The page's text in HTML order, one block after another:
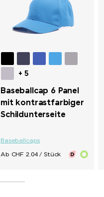
+ 5
Baseballcap 6 Panel
mit kontrastfarbiger
Schildunterseite
Baseballcaps
Ab CHF 2.04 / Stück